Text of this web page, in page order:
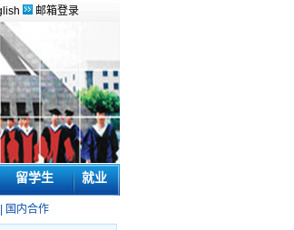
邮箱登录
留学生 就业
国内合作